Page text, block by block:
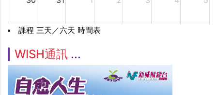
課程 三天／六天 時間表
WISH通訊